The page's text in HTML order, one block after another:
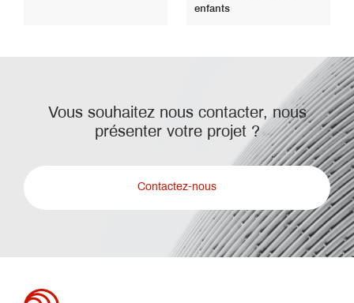
enfants
Vous souhaitez nous contacter, nous
présenter votre projet ?
Contactez-nous